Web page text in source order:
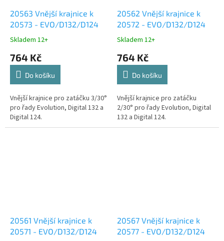
20563 Vnější krajnice k
20573 - EVO/D132/D124
Skladem 12+
764 Kč
Do košíku
Vnější krajnice pro zatáčku 3/30°
pro řady Evolution, Digital 132 a
Digital 124.
20562 Vnější krajnice k
20572 - EVO/D132/D124
Skladem 12+
764 Kč
Do košíku
Vnější krajnice pro zatáčku
2/30° pro řady Evolution, Digital
132 a Digital 124.
20561 Vnější krajnice k
20571 - EVO/D132/D124
20567 Vnější krajnice k
20577 - EVO/D132/D124